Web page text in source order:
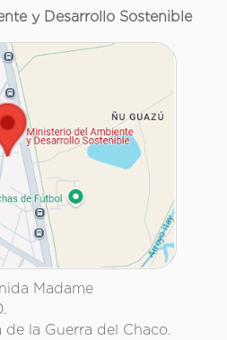
y Desarrollo Sostenible
Madame
de la Guerra del Chaco.